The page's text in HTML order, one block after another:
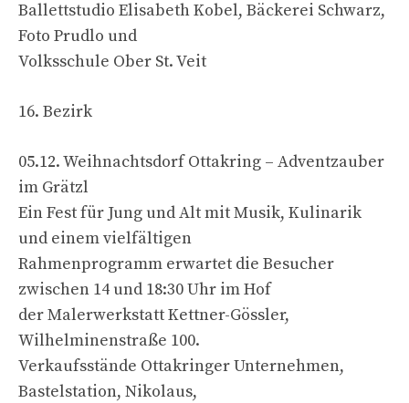
Ballettstudio Elisabeth Kobel, Bäckerei Schwarz,
Foto Prudlo und
Volksschule Ober St. Veit
16. Bezirk
05.12. Weihnachtsdorf Ottakring – Adventzauber
im Grätzl
Ein Fest für Jung und Alt mit Musik, Kulinarik
und einem vielfältigen
Rahmenprogramm erwartet die Besucher
zwischen 14 und 18:30 Uhr im Hof
der Malerwerkstatt Kettner-Gössler,
Wilhelminenstraße 100.
Verkaufsstände Ottakringer Unternehmen,
Bastelstation, Nikolaus,